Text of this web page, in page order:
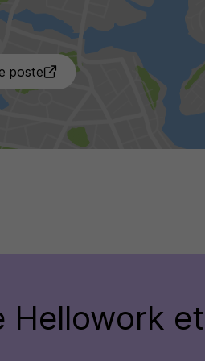
5 de plus
poste
Hellowork et